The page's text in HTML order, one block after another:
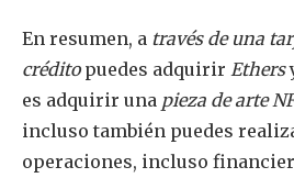
En resumen, a través de una
crédito puedes adquirir Ethers
es adquirir una pieza de arte
incluso también puedes
operaciones, incluso